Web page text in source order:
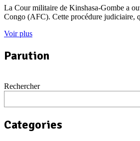
La Cour militaire de Kinshasa-Gombe a
Congo (AFC). Cette procédure judiciaire,
Voir plus
Parution
Rechercher
Categories